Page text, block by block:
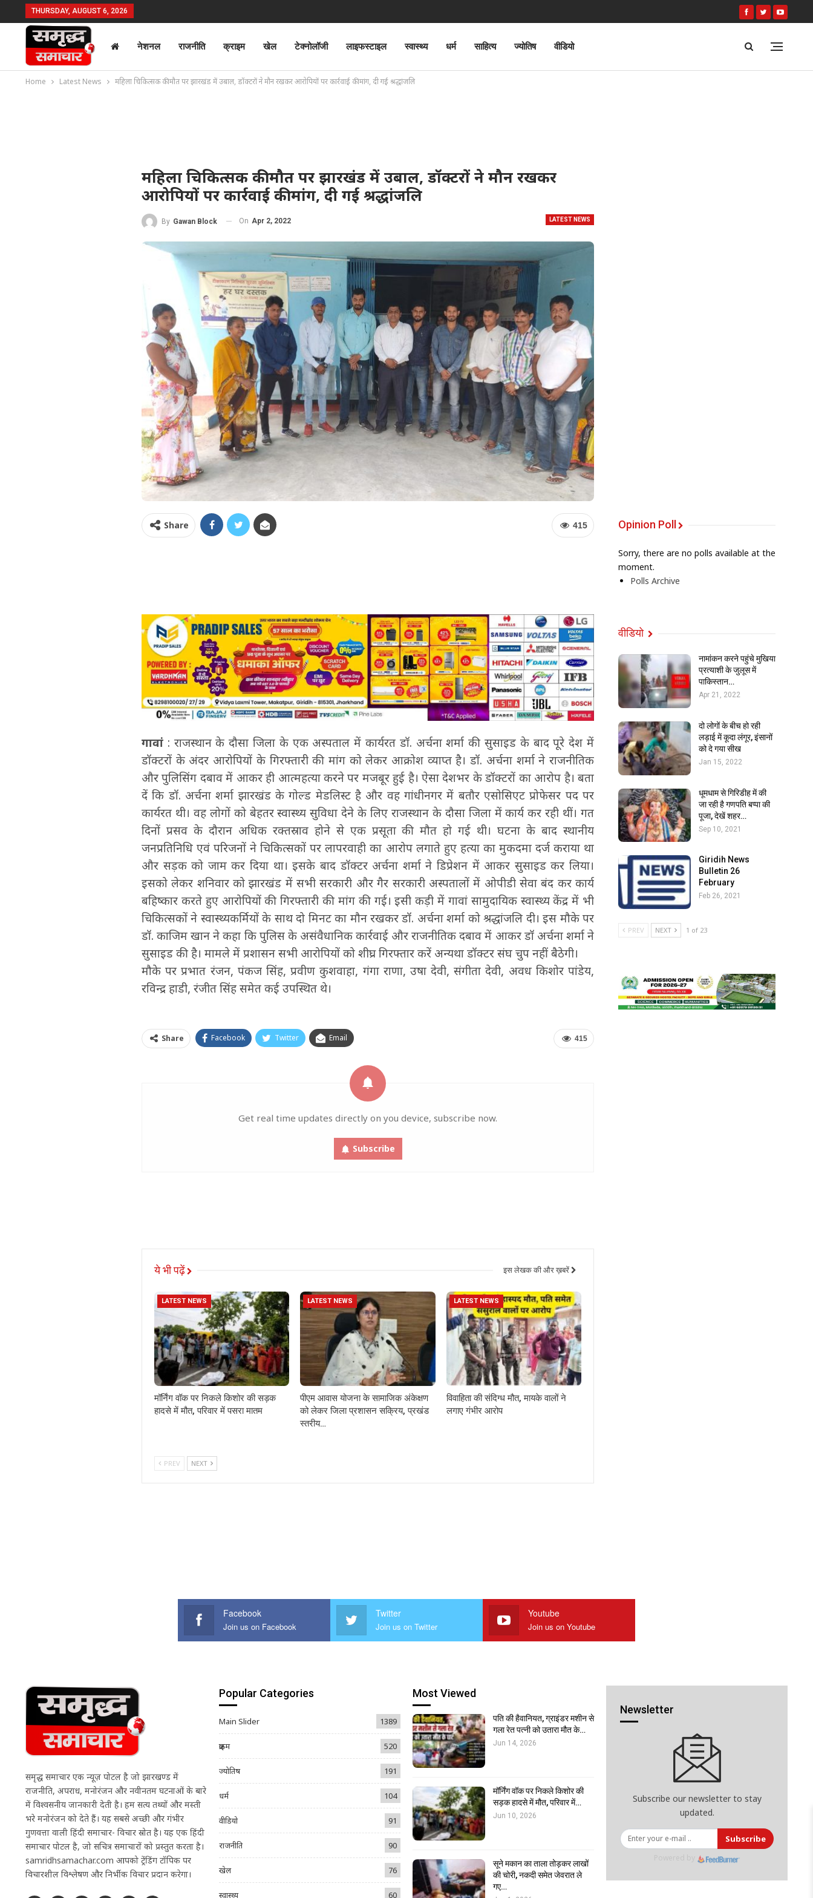
THURSDAY, AUGUST 6, 2026
नेशनल राजनीति क्राइम खेल टेक्नोलॉजी लाइफस्टाइल स्वास्थ्य धर्म साहित्य ज्योतिष वीडियो
Home Latest News महिला चिकित्सक की मौत पर झारखंड में उबाल, डॉक्टरों ने मौन रखकर आरोपियों पर कार्रवाई की मांग, दी गई श्रद्धांजलि
महिला चिकित्सक की मौत पर झारखंड में उबाल, डॉक्टरों ने मौन रखकर
आरोपियों पर कार्रवाई की मांग, दी गई श्रद्धांजलि
LATEST NEWS
By Gawan Block On Apr 2, 2022
415
Share
गावां : राजस्थान के दौसा जिला के एक अस्पताल में कार्यरत डॉ. अर्चना शर्मा की सुसाइड के बाद पूरे देश में
डॉक्टरों के अंदर आरोपियों के गिरफ्तारी की मांग को लेकर आक्रोश व्याप्त है। डॉ. अर्चना शर्मा ने राजनीतिक
और पुलिसिंग दबाव में आकर ही आत्महत्या करने पर मजबूर हुई है। ऐसा देशभर के डॉक्टरों का आरोप है। बता
दें कि डॉ. अर्चना शर्मा झारखंड के गोल्ड मेडलिस्ट है और वह गांधीनगर में बतौर एसोसिएट प्रोफेसर पद पर
कार्यरत थी। वह लोगों को बेहतर स्वास्थ्य सुविधा देने के लिए राजस्थान के दौसा जिला में कार्य कर रही थीं। गत
दिनों प्रसव के दौरान अधिक रक्तस्राव होने से एक प्रसूता की मौत हो गई थी। घटना के बाद स्थानीय
जनप्रतिनिधि एवं परिजनों ने चिकित्सकों पर लापरवाही का आरोप लगाते हुए हत्या का मुकदमा दर्ज कराया था
और सड़क को जाम कर दिया था। इसके बाद डॉक्टर अर्चना शर्मा ने डिप्रेशन में आकर सुसाइड कर लिया।
इसको लेकर शनिवार को झारखंड में सभी सरकारी और गैर सरकारी अस्पतालों में ओपीडी सेवा बंद कर कार्य
बहिष्कार करते हुए आरोपियों की गिरफ्तारी की मांग की गई। इसी कड़ी में गावां सामुदायिक स्वास्थ्य केंद्र में भी
चिकित्सकों ने स्वास्थ्यकर्मियों के साथ दो मिनट का मौन रखकर डॉ. अर्चना शर्मा को श्रद्धांजलि दी। इस मौके पर
डॉ. काजिम खान ने कहा कि पुलिस के असंवैधानिक कार्रवाई और राजनीतिक दबाव में आकर डॉ अर्चना शर्मा ने
सुसाइड की है। मामले में प्रशासन सभी आरोपियों को शीघ्र गिरफ्तार करें अन्यथा डॉक्टर संघ चुप नहीं बैठेगी।
मौके पर प्रभात रंजन, पंकज सिंह, प्रवीण कुशवाहा, गंगा राणा, उषा देवी, संगीता देवी, अवध किशोर पांडेय,
रविन्द्र हाडी, रंजीत सिंह समेत कई उपस्थित थे।
415
Share Facebook Twitter Email
Get real time updates directly on you device, subscribe now.
Subscribe
ये भी पढ़ें इस लेखक की और ख़बरें
LATEST NEWS
मॉर्निंग वॉक पर निकले किशोर की सड़क
हादसे में मौत, परिवार में पसरा मातम
LATEST NEWS
पीएम आवास योजना के सामाजिक अंकेक्षण
को लेकर जिला प्रशासन सक्रिय, प्रखंड
स्तरीय…
LATEST NEWS
विवाहिता की संदिग्ध मौत, मायके वालों ने
लगाए गंभीर आरोप
PREV NEXT
Opinion Poll
Sorry, there are no polls available at the
moment.
Polls Archive
वीडियो
नामांकन करने पहुंचे मुखिया
प्रत्याशी के जुलूस में
पाकिस्तान…
Apr 21, 2022
दो लोगों के बीच हो रही
लड़ाई में कूदा लंगूर, इंसानों
को दे गया सीख
Jan 15, 2022
धूमधाम से गिरिडीह में की
जा रही है गणपति बप्पा की
पूजा, देखें शहर…
Sep 10, 2021
Giridih News
Bulletin 26
February
Feb 26, 2021
PREV NEXT 1 of 23
Facebook
Join us on Facebook
Twitter
Join us on Twitter
Youtube
Join us on Youtube
समृद्ध समाचार एक न्यूज़ पोर्टल है जो झारखण्ड में
राजनीति, अपराध, मनोरंजन और नवीनतम घटनाओं के बारे
में विश्वसनीय जानकारी देती है। हम सत्य तथ्यों और मस्ती
भरे मनोरंजन को देते हैं। यह सबसे अच्छी और गंभीर
गुणवत्ता वाली हिंदी समाचार- विचार स्रोत है। यह एक हिंदी
समाचार पोर्टल है, जो सचित्र समाचारों को प्रस्तुत करता है।
samridhsamachar.com आपको ट्रेंडिंग टॉपिक पर
विचारशील विश्लेषण और निर्भीक विचार प्रदान करेगा।
Popular Categories
Main Slider 1389
क्राइम 520
ज्योतिष 191
धर्म 104
वीडियो 91
राजनीति 90
खेल 76
स्वास्थ्य 60
Most Viewed
पति की हैवानियत, ग्राइंडर मशीन से
गला रेत पत्नी को उतारा मौत के…
Jun 14, 2026
मॉर्निंग वॉक पर निकले किशोर की
सड़क हादसे में मौत, परिवार में…
Jun 10, 2026
सूने मकान का ताला तोड़कर लाखों
की चोरी, नकदी समेत जेवरात ले
गए…
Newsletter
Subscribe our newsletter to stay
updated.
Subscribe